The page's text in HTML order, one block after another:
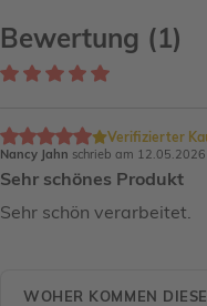
Bewertung (1)
Nancy Jahn schrieb am 12.05.2026
Verifizierter
Sehr schönes Produkt
Sehr schön verarbeitet.
WOHER KOMMEN